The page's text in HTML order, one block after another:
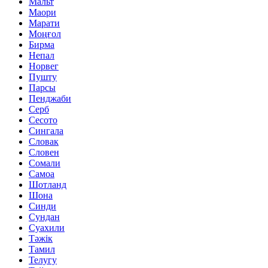
Маори
Марати
Моңғол
Бирма
Непал
Норвег
Пушту
Парсы
Пенджаби
Серб
Сесото
Сингала
Словак
Словен
Сомали
Самоа
Шотланд
Шона
Синди
Сундан
Суахили
Тәжік
Тамил
Телугу